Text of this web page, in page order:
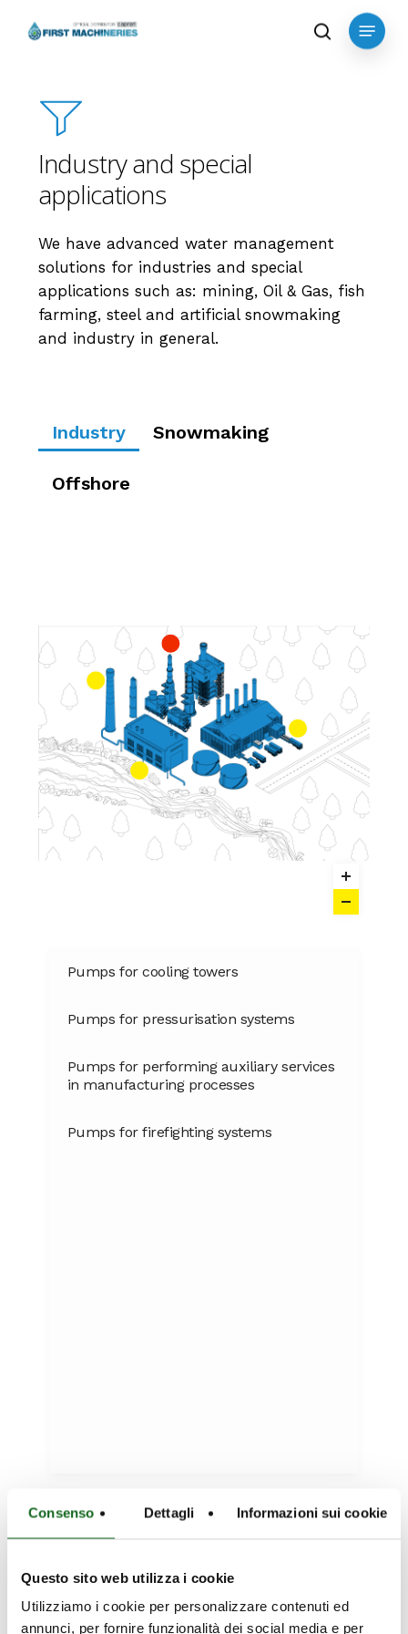
Consenso Dettagli Informazioni sui cookie
Questo sito web utilizza i cookie
Utilizziamo i cookie per personalizzare contenuti ed
annunci, per fornire funzionalità dei social media e per
search
Menu
Industry and special
applications
We have advanced water management
solutions for industries and special
applications such as: mining, Oil & Gas, fish
farming, steel and artificial snowmaking
and industry in general.
Industry Snowmaking
Offshore
Pumps for cooling towers
Pumps for pressurisation systems
Pumps for performing auxiliary services
in manufacturing processes
Pumps for firefighting systems
Our Projects